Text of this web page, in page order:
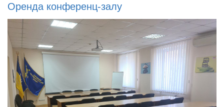
Оренда конференц-залу